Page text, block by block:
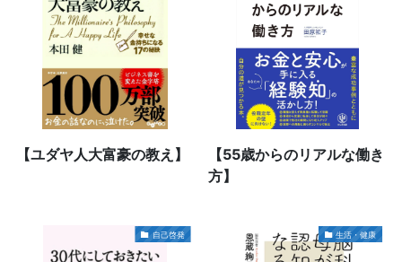
【ユダヤ人大富豪の教え】
【55歳からのリアルな働き
方】
自己啓発 生活・健康